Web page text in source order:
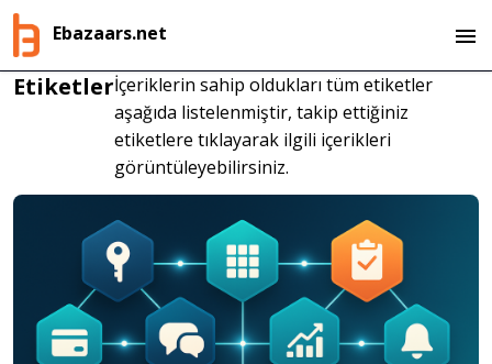
Ebazaars.net
Etiketlerİçeriklerin sahip oldukları tüm etiketler
aşağıda listelenmiştir, takip ettiğiniz
etiketlere tıklayarak ilgili içerikleri
görüntüleyebilirsiniz.